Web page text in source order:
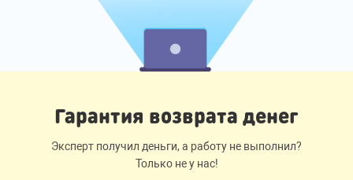
Гарантия возврата денег
Эксперт получил деньги, а работу не выполнил?
Только не у нас!